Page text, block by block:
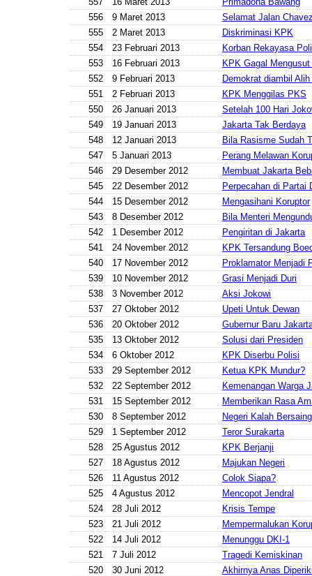
556
9 Maret 2013
Selamat Jalan
555
2 Maret 2013
Diskriminasi KPK
554
23 Februari 2013
Korban Rekayasa
553
16 Februari 2013
KPK Gagal
552
9 Februari 2013
Demokrat diambil
551
2 Februari 2013
KPK Menggilas PKS
550
26 Januari 2013
Setelah 100 Hari
549
19 Januari 2013
Jakarta Tak Berdaya
548
12 Januari 2013
Bila Rasisme Sudah
547
5 Januari 2013
Perang Melawan
546
29 Desember 2012
Membuat Jakarta
545
22 Desember 2012
Perpecahan di Partai
544
15 Desember 2012
Mengasihani Koruptor
543
8 Desember 2012
Bila Menteri
542
1 Desember 2012
Pengiritan di Jakarta
541
24 November 2012
KPK Tersandung
540
17 November 2012
Proklamator Menjadi
539
10 November 2012
Grasi Menjadi Duri
538
3 November 2012
Aksi Jokowi
537
27 Oktober 2012
Upeti Untuk Dewan
536
20 Oktober 2012
Gubernur Baru
535
13 Oktober 2012
Solusi dari Presiden
534
6 Oktober 2012
KPK Diserbu Polisi
533
29 September 2012
Ketua KPK Mundur?
532
22 September 2012
Kemenangan Warga
531
15 September 2012
Memberikan Rasa
530
8 September 2012
Negeri Kalah Bersaing
529
1 September 2012
Teror Surakarta
528
25 Agustus 2012
KPK Berjanji
527
18 Agustus 2012
Majukan Negeri
526
11 Agustus 2012
Colok Siapa?
525
4 Agustus 2012
Mencopot Jendral
524
28 Juli 2012
Krisis Tempe
523
21 Juli 2012
Mempermalukan
522
14 Juli 2012
Menunggu DKI-1
521
7 Juli 2012
Tragedi Kemiskinan
520
30 Juni 2012
Akhirnya Anas